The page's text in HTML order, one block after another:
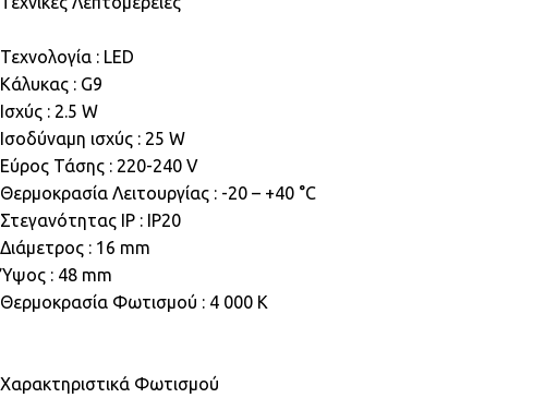
Τεχνολογία : LED
Κάλυκας : G9
Ισχύς : 2.5 W
Ισοδύναμη ισχύς : 25 W
Εύρος Τάσης : 220-240 V
Θερμοκρασία Λειτουργίας : -20 – +40 °C
Στεγανότητας IP : IP20
Διάμετρος : 16 mm
Ύψος : 48 mm
Θερμοκρασία Φωτισμού : 4 000 K
Χαρακτηριστικά Φωτισμού